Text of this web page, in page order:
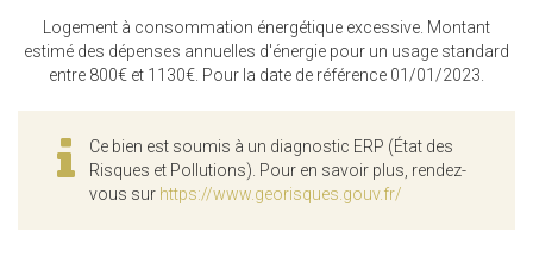
Logement à consommation énergétique excessive. Montant
estimé des dépenses annuelles d'énergie pour un usage standard
entre 800€ et 1130€. Pour la date de référence 01/01/2023.
Ce bien est soumis à un diagnostic ERP (État des
Risques et Pollutions). Pour en savoir plus, rendez-
vous sur https://www.georisques.gouv.fr/